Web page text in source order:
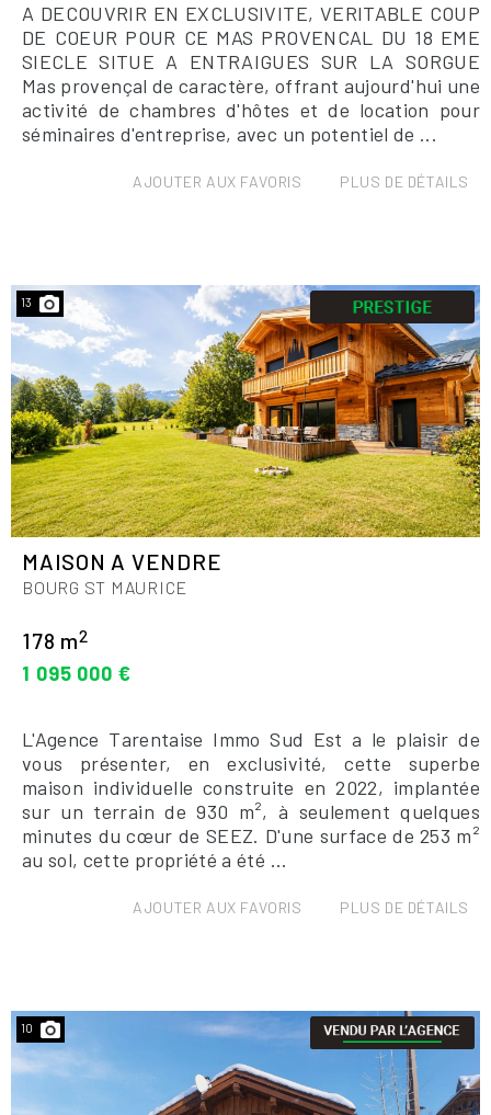
A DECOUVRIR EN EXCLUSIVITE, VERITABLE COUP
DE COEUR POUR CE MAS PROVENCAL DU 18 EME
SIECLE SITUE A ENTRAIGUES SUR LA SORGUE
Mas provençal de caractère, offrant aujourd'hui une
activité de chambres d'hôtes et de location pour
séminaires d'entreprise, avec un potentiel de ...
AJOUTER AUX FAVORIS PLUS DE DÉTAILS
13
MAISON A VENDRE
BOURG ST MAURICE
178 m2
1 095 000 €
L'Agence Tarentaise Immo Sud Est a le plaisir de
vous présenter, en exclusivité, cette superbe
maison individuelle construite en 2022, implantée
sur un terrain de 930 m², à seulement quelques
minutes du cœur de SEEZ. D'une surface de 253 m²
au sol, cette propriété a été ...
AJOUTER AUX FAVORIS PLUS DE DÉTAILS
10